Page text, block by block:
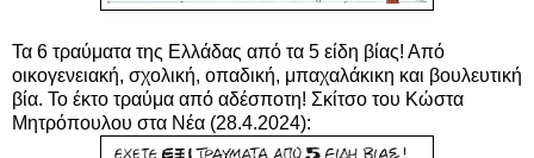
Τα 6 τραύματα της Ελλάδας από τα 5 είδη βίας! Από
οικογενειακή, σχολική, οπαδική, μπαχαλάκικη και βουλευτική
βία. Το έκτο τραύμα από αδέσποτη! Σκίτσο του Κώστα
Μητρόπουλου στα Νέα (28.4.2024):